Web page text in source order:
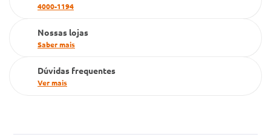
Televendas
4000-1194
Nossas lojas
Saber mais
Dúvidas frequentes
Ver mais